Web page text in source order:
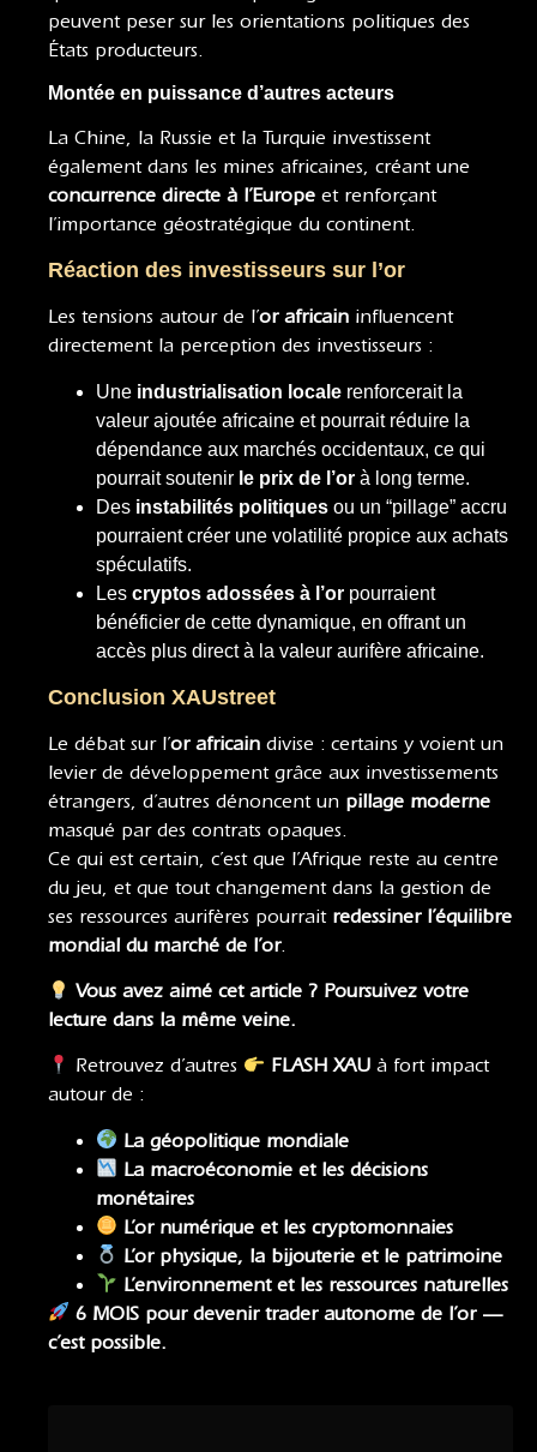
peuvent peser sur les orientations politiques des
États producteurs.
Montée en puissance d’autres acteurs
La Chine, la Russie et la Turquie investissent
également dans les mines africaines, créant une
concurrence directe à l’Europe et renforçant
l’importance géostratégique du continent.
Réaction des investisseurs sur l’or
Les tensions autour de l’or africain influencent
directement la perception des investisseurs :
Une industrialisation locale renforcerait la
valeur ajoutée africaine et pourrait réduire la
dépendance aux marchés occidentaux, ce qui
pourrait soutenir le prix de l’or à long terme.
Des instabilités politiques ou un “pillage” accru
pourraient créer une volatilité propice aux achats
spéculatifs.
Les cryptos adossées à l’or pourraient
bénéficier de cette dynamique, en offrant un
accès plus direct à la valeur aurifère africaine.
Conclusion XAUstreet
Le débat sur l’or africain divise : certains y voient un
levier de développement grâce aux investissements
étrangers, d’autres dénoncent un pillage moderne
masqué par des contrats opaques.
Ce qui est certain, c’est que l’Afrique reste au centre
du jeu, et que tout changement dans la gestion de
ses ressources aurifères pourrait redessiner l’équilibre
mondial du marché de l’or.
Vous avez aimé cet article ? Poursuivez votre
lecture dans la même veine.
Retrouvez d’autres FLASH XAU à fort impact
autour de :
La géopolitique mondiale
La macroéconomie et les décisions
monétaires
L’or numérique et les cryptomonnaies
L’or physique, la bijouterie et le patrimoine
L’environnement et les ressources naturelles
6 MOIS pour devenir trader autonome de l’or —
c’est possible.